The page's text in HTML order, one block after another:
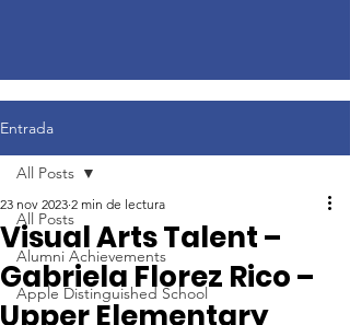
Entrada
All Posts
Alumni Achievements
Apple Distinguished School
All Posts
Visual Arts Talent –
Gabriela Florez Rico –
Upper Elementary
23 nov 2023 2 min de lectura